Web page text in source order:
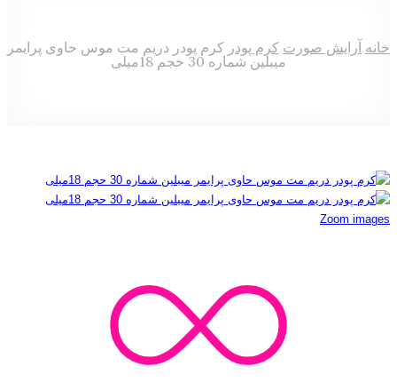
خانه آرایش صورت کرم پودر کرم پودر دریم مت موس حاوی پرایمر
میبلین شماره 30 حجم 18میلی
Zoom images